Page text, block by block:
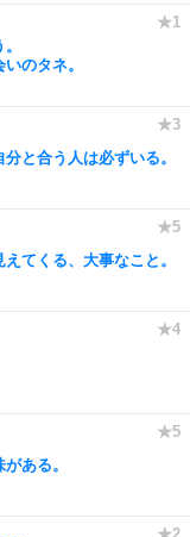
のタネ。
と合う人は必ずいる。
てくる、大事なこと。
ある。